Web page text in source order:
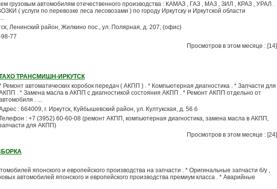
грузовым автомобилям отечественного производства : КАМАЗ , ГАЗ , МАЗ , ЗИЛ , КРАЗ , УРАЛ .
( услуги по перевозке леса лесовозами ) по городу Иркутску и Иркутской области
Ленинский район, Жилкино пос., ул. Полярная, д. 207, (офис)
77
Просмотров в этом месяце : [14]
ТРАНСМИШН-ИРКУТСК
Ремонт автоматических коробок передач ( АКПП ) . * Компьютерная диагностика . * Запчасти для
. * Замена масла в АКПП с диагностикой состояния АКПП . * Ремонт АКПП отдельно от
. ...
: 664009, г. Иркутск, Куйбышевский район, ул. Култукская, д. 56 б
: +7 (3952) 60-60-08 (ремонт АКПП, компьютерная диагностика, замена масла в АКПП,
для АКПП)
Просмотров в этом месяце : [24]
японского и европейского производства на запчасти . * Оригинальные запчасти б/у ,
автомобилей японского и европейского производства премиум класса . * Аварийные